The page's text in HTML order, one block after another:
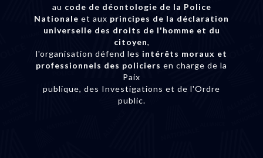
au code de déontologie de la Police
Nationale et aux principes de la déclaration
universelle des droits de l'homme et du
citoyen,
l'organisation défend les intérêts moraux et
professionnels des policiers en charge de la
Paix
publique, des Investigations et de l'Ordre
public.